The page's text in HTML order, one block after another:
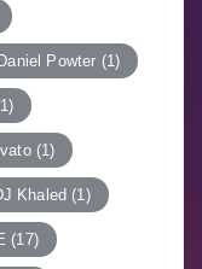
Daniel Powter (1)
(1)
Khaled (1)
(17)